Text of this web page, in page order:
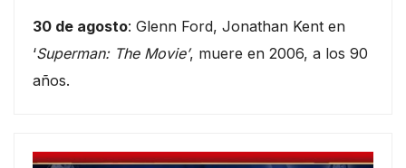
30 de agosto: Glenn Ford, Jonathan Kent en
‘Superman: The Movie’, muere en 2006, a los 90
años.